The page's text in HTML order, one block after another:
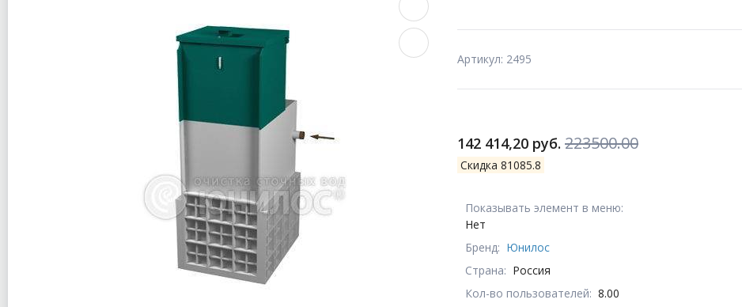
Артикул: 2495
142 414,20 руб. 223500.00
Скидка 81085.8
Показывать элемент в меню:
Нет
Бренд: Юнилос
Страна: Россия
Кол-во пользователей: 8.00